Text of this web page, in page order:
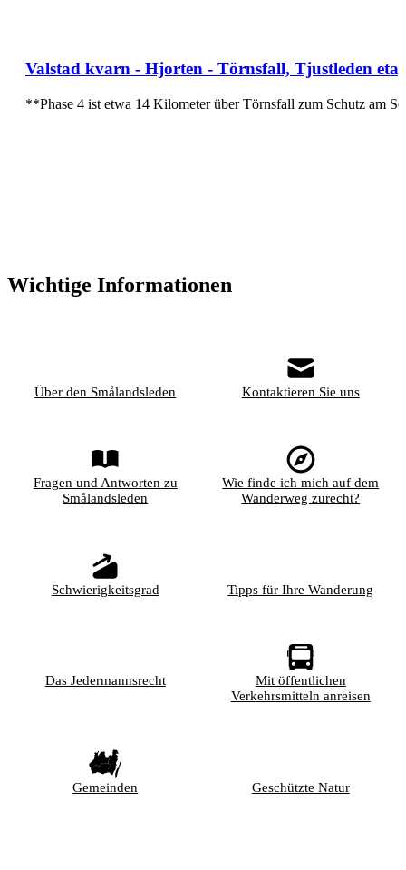
Valstad kvarn - Hjorten - Törnsfall, Tjustleden
**Phase 4 ist etwa 14 Kilometer über Törnsfall zum Schutz am
Wichtige Informationen
Über den Smålandsleden Kontaktieren Sie uns
Fragen und Antworten zu
Smålandsleden
Wie finde ich mich auf dem
Wanderweg zurecht?
Schwierigkeitsgrad Tipps für Ihre Wanderung
Das Jedermannsrecht
Mit öffentlichen
Verkehrsmitteln anreisen
Gemeinden Geschützte Natur